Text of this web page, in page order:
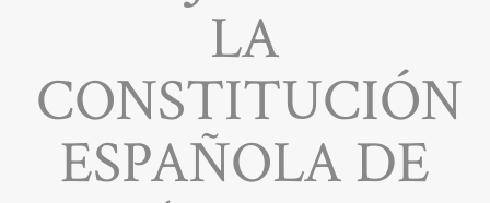
LA
CONSTITUCIÓN
ESPAÑOLA DE